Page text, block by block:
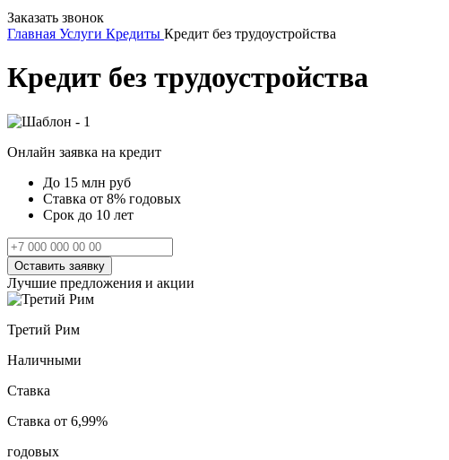
Заказать звонок
Главная Услуги Кредиты Кредит без трудоустройства
Кредит без трудоустройства
Онлайн заявка на кредит
До 15 млн руб
Ставка от 8% годовых
Срок до 10 лет
Оставить заявку
Лучшие предложения и акции
Третий Рим
Наличными
Ставка
Ставка от 6,99%
годовых